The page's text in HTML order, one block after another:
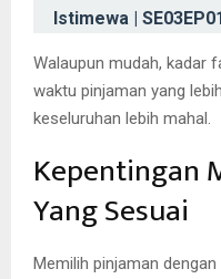
Istimewa |
Walaupun mudah, kadar
waktu pinjaman yang
keseluruhan lebih mahal.
Kepentingan
Yang Sesuai
Memilih pinjaman